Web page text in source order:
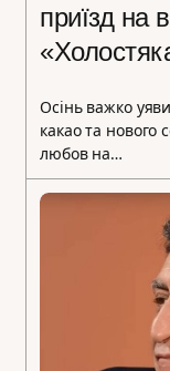
приїзд на
Осінь важко
какао та нового
любов на…